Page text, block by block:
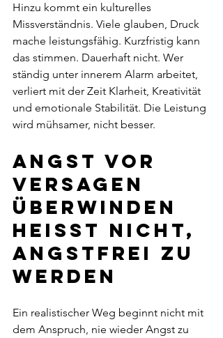
Hinzu kommt ein kulturelles
Missverständnis. Viele glauben, Druck
mache leistungsfähig. Kurzfristig kann
das stimmen. Dauerhaft nicht. Wer
ständig unter innerem Alarm arbeitet,
verliert mit der Zeit Klarheit, Kreativität
und emotionale Stabilität. Die Leistung
wird mühsamer, nicht besser.
Angst vor
Versagen
überwinden
heisst nicht,
angstfrei zu
werden
Ein realistischer Weg beginnt nicht mit
dem Anspruch, nie wieder Angst zu